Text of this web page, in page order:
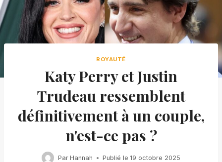
ROYAUTÉ
Katy Perry et Justin
Trudeau ressemblent
définitivement à un couple,
n'est-ce pas ?
Par Hannah Publié le 19 octobre 2025